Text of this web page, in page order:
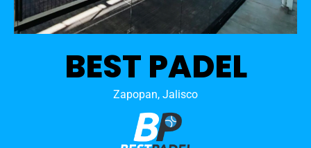
BEST PADEL
Zapopan, Jalisco